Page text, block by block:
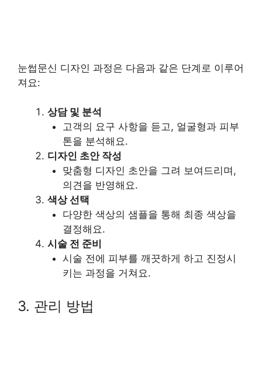
눈썹문신 디자인 과정은 다음과 같은 단계로 이루어
져요:
상담 및 분석
고객의 요구 사항을 듣고, 얼굴형과 피부
톤을 분석해요.
디자인 초안 작성
맞춤형 디자인 초안을 그려 보여드리며,
의견을 반영해요.
색상 선택
다양한 색상의 샘플을 통해 최종 색상을
결정해요.
시술 전 준비
시술 전에 피부를 깨끗하게 하고 진정시
키는 과정을 거쳐요.
3. 관리 방법